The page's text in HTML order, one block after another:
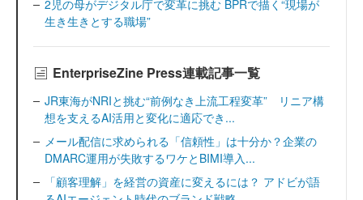
2児の母がデジタル庁で変革に挑む BPRで描く“現場が
生き生きとする職場”
EnterpriseZine Press連載記事一覧
JR東海がNRIと挑む“前例なき上流工程変革” リニア構
想を支えるAI活用と変化に適応でき...
メール配信に求められる「信頼性」は十分か？企業の
DMARC運用が失敗するワケとBIMI導入...
「顧客理解」を経営の資産に変えるには？ アドビが語